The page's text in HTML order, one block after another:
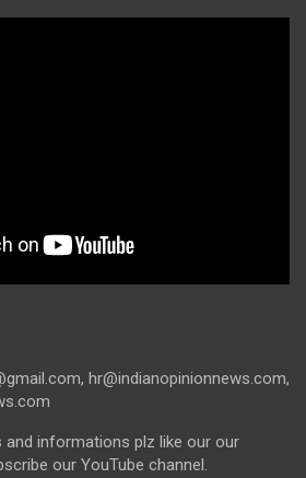
hr@indianopinionnews.com,
informations plz like our our
our YouTube channel.